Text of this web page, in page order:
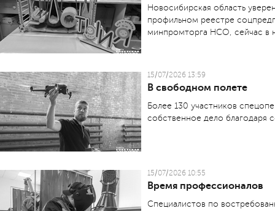
Новосибирская область
профильном реестре
минпромторга НСО, сейчас в
15/07/2026 13:59
В свободном полете
Более 130 участников
собственное дело благодаря
15/07/2026 10:55
Время профессионалов
Специалистов по